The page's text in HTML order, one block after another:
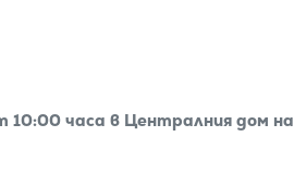
10:00 часа в Централния дом на